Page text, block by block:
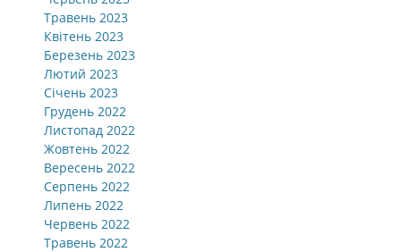
Травень 2023
Квітень 2023
Березень 2023
Лютий 2023
Січень 2023
Грудень 2022
Листопад 2022
Жовтень 2022
Вересень 2022
Серпень 2022
Липень 2022
Червень 2022
Травень 2022